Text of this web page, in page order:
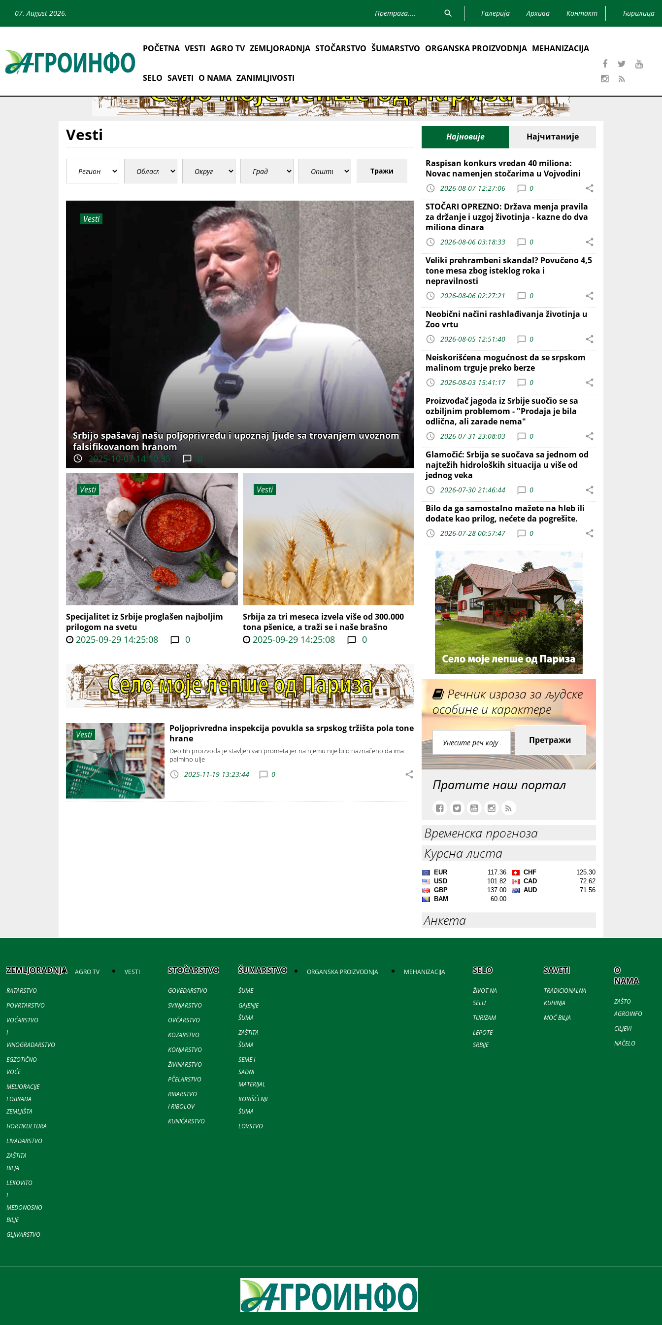
07. August 2026. Галерија Архива Контакт Ћирилица
POČETNA VESTI AGRO TV ZEMLJORADNJA STOČARSTVO ŠUMARSTVO ORGANSKA PROIZVODNJA MEHANIZACIJA
SELO SAVETI O NAMA ZANIMLJIVOSTI
Vesti
Тражи
Vesti
Srbijo spašavaj našu poljoprivredu i upoznaj ljude sa trovanjem uvoznom
falsifikovanom hranom
2025-10-07 14:10:35
0
Vesti
Specijalitet iz Srbije proglašen najboljim
prilogom na svetu
2025-09-29 14:25:08 0
Vesti
Srbija za tri meseca izvela više od 300.000
tona pšenice, a traži se i naše brašno
2025-09-29 14:25:08 0
Vesti
Poljoprivredna inspekcija povukla sa srpskog tržišta pola tone
hrane
Deo tih proizvoda je stavljen van prometa jer na njemu nije bilo naznačeno da ima
palmino ulje
2025-11-19 13:23:44 0
Најновије Најчитаније
Raspisan konkurs vredan 40 miliona:
Novac namenjen stočarima u Vojvodini
2026-08-07 12:27:06 0
STOČARI OPREZNO: Država menja pravila
za držanje i uzgoj životinja - kazne do dva
miliona dinara
2026-08-06 03:18:33 0
Veliki prehrambeni skandal? Povučeno 4,5
tone mesa zbog isteklog roka i
nepravilnosti
2026-08-06 02:27:21 0
Neobični načini rashlađivanja životinja u
Zoo vrtu
2026-08-05 12:51:40 0
Neiskorišćena mogućnost da se srpskom
malinom trguje preko berze
2026-08-03 15:41:17 0
Proizvođač jagoda iz Srbije suočio se sa
ozbiljnim problemom - "Prodaja je bila
odlična, ali zarade nema"
2026-07-31 23:08:03 0
Glamočić: Srbija se suočava sa jednom od
najtežih hidroloških situacija u više od
jednog veka
2026-07-30 21:46:44 0
Bilo da ga samostalno mažete na hleb ili
dodate kao prilog, nećete da pogrešite.
2026-07-28 00:57:47 0
Речник израза за људске
особине и карактере
Претражи
Пратите наш портал
Временска прогноза
Курсна листа
Анкета
ZEMLJORADNJA
RATARSTVO
POVRTARSTVO
VOĆARSTVO
I
VINOGRADARSTVO
EGZOTIČNO
VOĆE
MELIORACIJE
I OBRADA
ZEMLJIŠTA
HORTIKULTURA
LIVADARSTVO
ZAŠTITA
BILJA
LEKOVITO
I
MEDONOSNO
BILJE
GLJIVARSTVO
AGRO TV VESTI STOČARSTVO
GOVEDARSTVO
SVINJARSTVO
OVČARSTVO
KOZARSTVO
KONJARSTVO
ŽIVINARSTVO
PČELARSTVO
RIBARSTVO
I RIBOLOV
KUNIĆARSTVO
ŠUMARSTVO
ŠUME
GAJENJE
ŠUMA
ZAŠTITA
ŠUMA
SEME I
SADNI
MATERIJAL
KORIŠĆENJE
ŠUMA
LOVSTVO
ORGANSKA PROIZVODNJA MEHANIZACIJA SELO
ŽIVOT NA
SELU
TURIZAM
LEPOTE
SRBIJE
SAVETI
TRADICIONALNA
KUHINJA
MOĆ BILJA
O
NAMA
ZAŠTO
AGROINFO
CILJEVI
NAČELO